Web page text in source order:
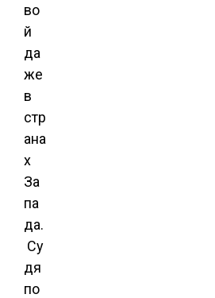
во
й
да
же
в
стр
ана
х
За
па
да.
Су
дя
по